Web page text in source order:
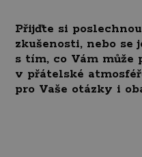
Přijďte si
zkušenosti, nebo se
s tím, co Vám může
v přátelské
pro Vaše otázky i